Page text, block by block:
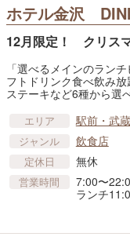
ホテル金沢
12月限定！ クリス
「選べるメインのラン
フトドリンク食べ飲み放
ステーキなど6種から選
エリア 駅前・武
ジャンル 飲食店
定休日 無休
営業時間
7:00〜
ランチ